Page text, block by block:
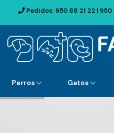
Pedidos: 950 88 21 22 | 950
Perros Gatos